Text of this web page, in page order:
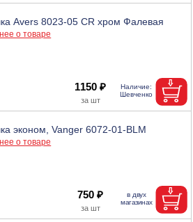
Avers 8023-05 CR хром Фалевая
о товаре
1150 ₽
эконом, Vanger 6072-01-BLM
о товаре
750 ₽